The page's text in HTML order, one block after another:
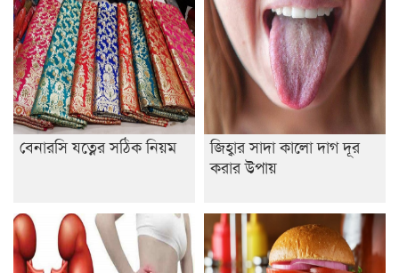
রাজশাহীতে ট্রাকচাপায় ভ্যানচালক নিহত
শেষ সময়ে ভোট কারচুরি অভিযোগ আবিদের
বেনারসি যত্নের সঠিক নিয়ম
জিহ্বার সাদা কালো দাগ দূর
করার উপায়